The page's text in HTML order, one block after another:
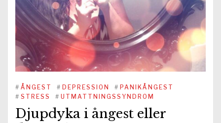
# ÅNGEST # DEPRESSION # PANIKÅNGEST
# STRESS # UTMATTNINGSSYNDROM
Djupdyka i ångest eller